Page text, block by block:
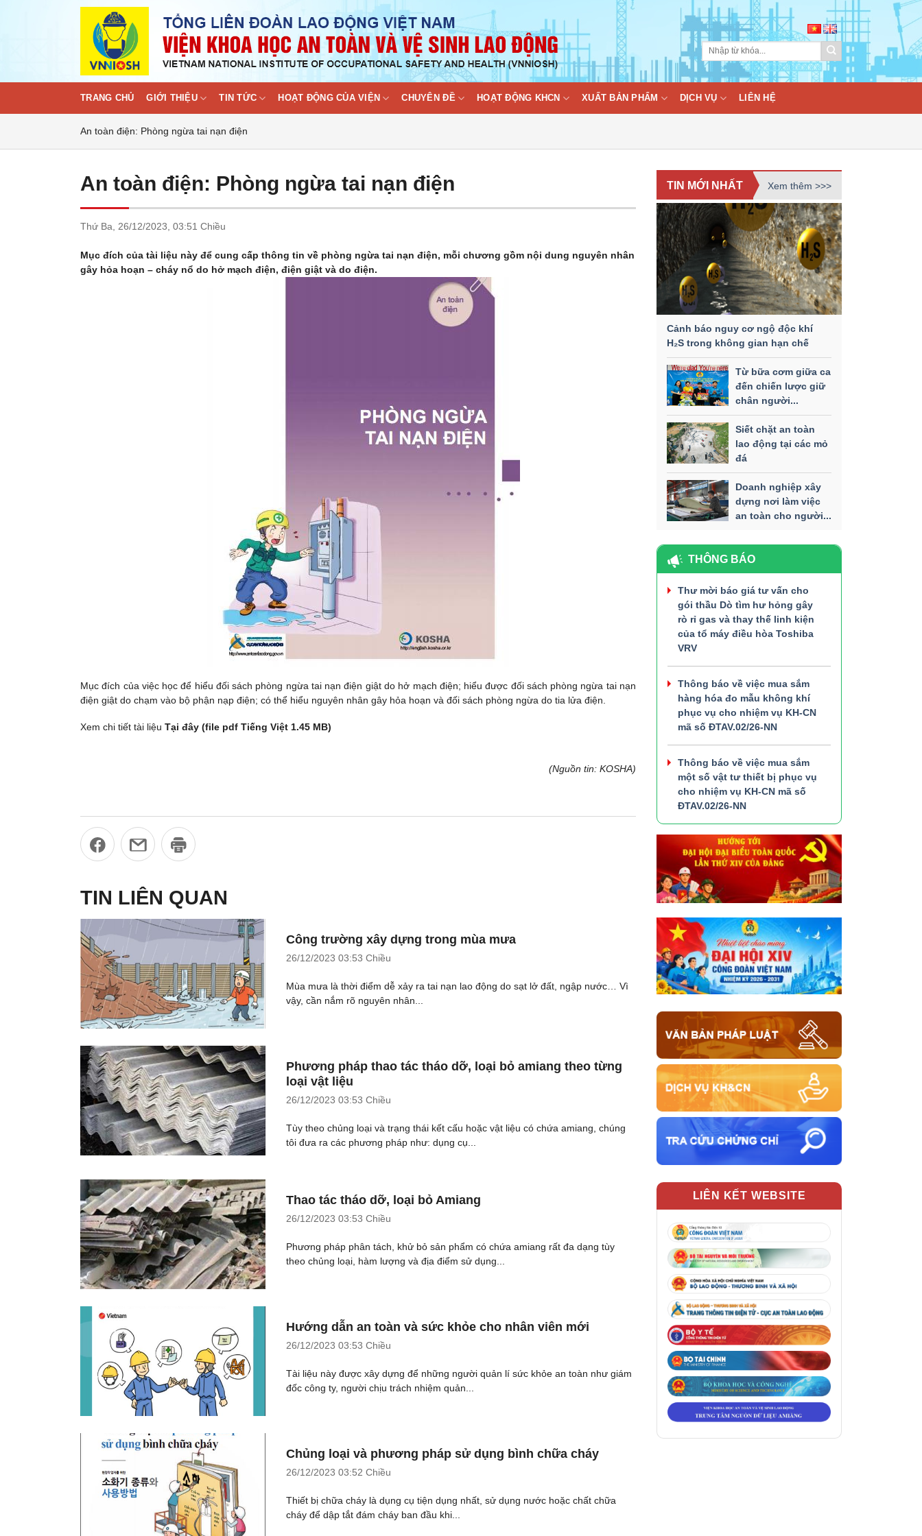
TRANG CHỦ GIỚI THIỆU TIN TỨC HOẠT ĐỘNG CỦA VIỆN CHUYÊN ĐỀ HOẠT ĐỘNG KHCN XUẤT BẢN PHẨM DỊCH VỤ LIÊN HỆ
An toàn điện: Phòng ngừa tai nạn điện
An toàn điện: Phòng ngừa tai nạn điện
Thứ Ba, 26/12/2023, 03:51 Chiều
Mục đích của tài liệu này để cung cấp thông tin về phòng ngừa tai nạn điện, mỗi chương gồm nội dung nguyên nhân
gây hỏa hoạn – cháy nổ do hở mạch điện, điện giật và do điện.
Mục đích của việc học để hiểu đối sách phòng ngừa tai nạn điện giật do hở mạch điện; hiểu được đối sách phòng ngừa tai nạn
điện giật do chạm vào bộ phận nạp điện; có thể hiểu nguyên nhân gây hỏa hoạn và đối sách phòng ngừa do tia lửa điện.
Xem chi tiết tài liệu Tại đây (file pdf Tiếng Việt 1.45 MB)
(Nguồn tin: KOSHA)
TIN LIÊN QUAN
Công trường xây dựng trong mùa mưa
26/12/2023 03:53 Chiều
Mùa mưa là thời điểm dễ xảy ra tai nạn lao động do sạt lở đất, ngập nước… Vì
vậy, cần nắm rõ nguyên nhân...
Phương pháp thao tác tháo dỡ, loại bỏ amiang theo từng
loại vật liệu
26/12/2023 03:53 Chiều
Tùy theo chủng loại và trạng thái kết cấu hoặc vật liệu có chứa amiang, chúng
tôi đưa ra các phương pháp như: dụng cụ...
Thao tác tháo dỡ, loại bỏ Amiang
26/12/2023 03:53 Chiều
Phương pháp phân tách, khử bỏ sản phẩm có chứa amiang rất đa dạng tùy
theo chủng loại, hàm lượng và địa điểm sử dụng...
Hướng dẫn an toàn và sức khỏe cho nhân viên mới
26/12/2023 03:53 Chiều
Tài liệu này được xây dựng để những người quản lí sức khỏe an toàn như giám
đốc công ty, người chịu trách nhiệm quản...
Chủng loại và phương pháp sử dụng bình chữa cháy
26/12/2023 03:52 Chiều
Thiết bị chữa cháy là dụng cụ tiện dụng nhất, sử dụng nước hoặc chất chữa
cháy để dập tắt đám cháy ban đầu khi...
TIN MỚI NHẤT Xem thêm >>>
Cảnh báo nguy cơ ngộ độc khí
H₂S trong không gian hạn chế
Từ bữa cơm giữa ca
đến chiến lược giữ
chân người...
Siết chặt an toàn
lao động tại các mỏ
đá
Doanh nghiệp xây
dựng nơi làm việc
an toàn cho người...
THÔNG BÁO
Thư mời báo giá tư vấn cho
gói thầu Dò tìm hư hỏng gây
rò rỉ gas và thay thế linh kiện
của tổ máy điều hòa Toshiba
VRV
Thông báo về việc mua sắm
hàng hóa đo mẫu không khí
phục vụ cho nhiệm vụ KH-CN
mã số ĐTAV.02/26-NN
Thông báo về việc mua sắm
một số vật tư thiết bị phục vụ
cho nhiệm vụ KH-CN mã số
ĐTAV.02/26-NN
LIÊN KẾT WEBSITE